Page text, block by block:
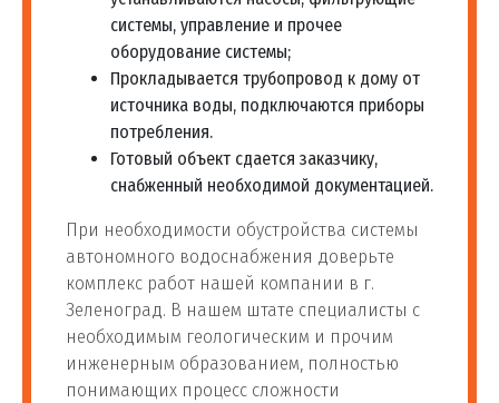
системы, управление и прочее
оборудование системы;
Прокладывается трубопровод к дому от
источника воды, подключаются приборы
потребления.
Готовый объект сдается заказчику,
снабженный необходимой документацией.
При необходимости обустройства системы
автономного водоснабжения доверьте
комплекс работ нашей компании в г.
Зеленоград. В нашем штате специалисты с
необходимым геологическим и прочим
инженерным образованием, полностью
понимающих процесс сложности